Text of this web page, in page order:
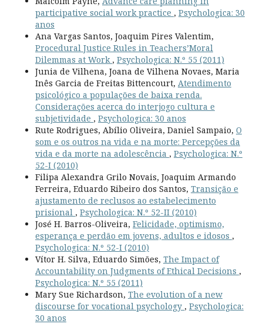
participative social work practice , Psychologica: 30
anos
Ana Vargas Santos, Joaquim Pires Valentim,
Procedural Justice Rules in Teachers’Moral
Dilemmas at Work , Psychologica: N.º 55 (2011)
Junia de Vilhena, Joana de Vilhena Novaes, Maria
Inês Garcia de Freitas Bittencourt, Atendimento
psicológico a populações de baixa renda.
Considerações acerca do interjogo cultura e
subjetividade , Psychologica: 30 anos
Rute Rodrigues, Abílio Oliveira, Daniel Sampaio, O
som e os outros na vida e na morte: Percepções da
vida e da morte na adolescência , Psychologica: N.º
52-I (2010)
Filipa Alexandra Grilo Novais, Joaquim Armando
Ferreira, Eduardo Ribeiro dos Santos, Transição e
ajustamento de reclusos ao estabelecimento
prisional , Psychologica: N.º 52-II (2010)
José H. Barros-Oliveira, Felicidade, optimismo,
esperança e perdão em jovens, adultos e idosos ,
Psychologica: N.º 52-I (2010)
Vítor H. Silva, Eduardo Simões, The Impact of
Accountability on Judgments of Ethical Decisions ,
Psychologica: N.º 55 (2011)
Mary Sue Richardson, The evolution of a new
discourse for vocational psychology , Psychologica:
30 anos